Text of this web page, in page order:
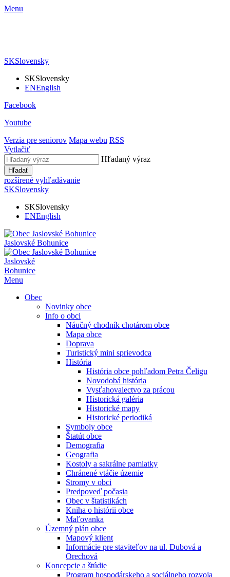
Menu
SKSlovensky
SKSlovensky
ENEnglish
Facebook
Youtube
Verzia pre seniorov Mapa webu RSS
Vytlačiť
Hľadaný výraz
Hľadať
rozšírené vyhľadávanie
SKSlovensky
SKSlovensky
ENEnglish
Jaslovské Bohunice
Jaslovské
Bohunice
Menu
Obec
Novinky obce
Info o obci
Náučný chodník chotárom obce
Mapa obce
Doprava
Turistický mini sprievodca
História
História obce pohľadom Petra Čeligu
Novodobá história
Vysťahovalectvo za prácou
Historická galéria
Historické mapy
Historické periodiká
Symboly obce
Štatút obce
Demografia
Geografia
Kostoly a sakrálne pamiatky
Chránené vtáčie územie
Stromy v obci
Predpoveď počasia
Obec v štatistikách
Kniha o histórii obce
Maľovanka
Územný plán obce
Mapový klient
Informácie pre staviteľov na ul. Dubová a
Orechová
Koncepcie a štúdie
Program hospodárskeho a sociálneho rozvoja